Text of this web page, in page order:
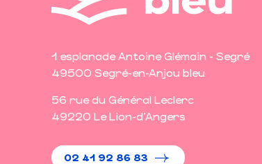
1 esplanade Antoine Glémain - Segré
49500 Segré-en-Anjou bleu
56 rue du Général Leclerc
49220 Le Lion-d'Angers
02 41 92 86 83